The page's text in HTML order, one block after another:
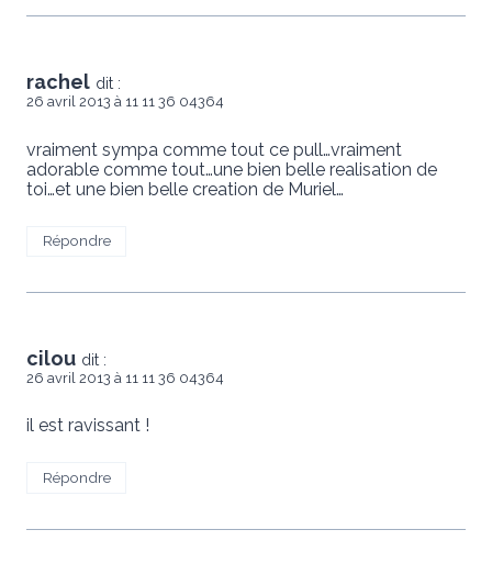
rachel dit :
26 avril 2013 à 11 11 36 04364
vraiment sympa comme tout ce pull…vraiment
adorable comme tout…une bien belle realisation de
toi…et une bien belle creation de Muriel…
Répondre
cilou dit :
26 avril 2013 à 11 11 36 04364
il est ravissant !
Répondre